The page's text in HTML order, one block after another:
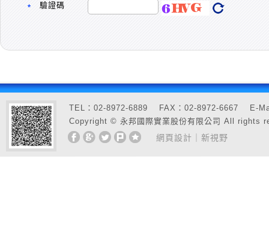
驗證碼
TEL：02-8972-6889 FAX：02-8972-6667 E-
Copyright © 永邦國際實業股份有限公司 All rights
網頁設計 ｜新視野